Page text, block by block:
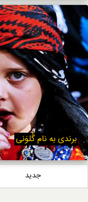
برندی به نام گُلوَنی
جدید